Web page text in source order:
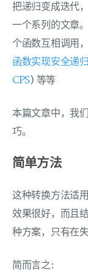
把递归变成迭代
一个系列的文章
个函数互相调用
函数实现安全递归
CPS) 等等
本篇文章中，我
巧。
简单方法
这种转换方法适
效果很好，而且
种方案，只有在
简而言之: